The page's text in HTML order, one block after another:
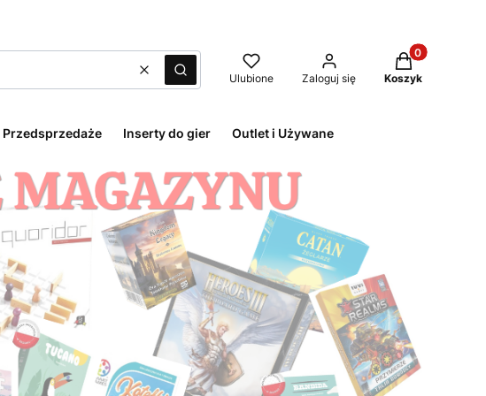
WyczyśćSzukaj Ulubione Zaloguj się
Produkty w
Koszyk
Przedsprzedaże Inserty do gier Outlet i Używane